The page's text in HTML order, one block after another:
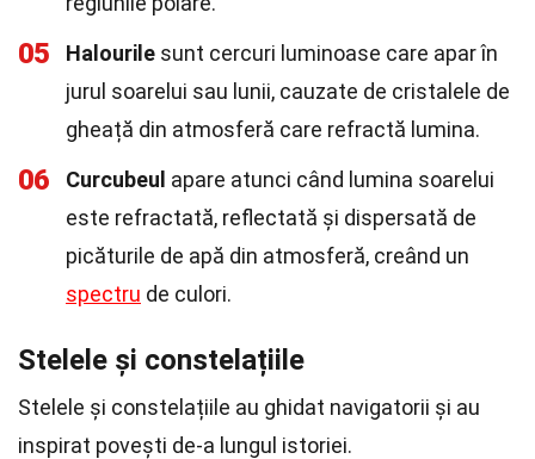
05 Halourile sunt cercuri luminoase care apar în
jurul soarelui sau lunii, cauzate de cristalele de
gheață din atmosferă care refractă lumina.
06 Curcubeul apare atunci când lumina soarelui
este refractată, reflectată și dispersată de
picăturile de apă din atmosferă, creând un
spectru de culori.
Stelele și constelațiile
Stelele și constelațiile au ghidat navigatorii și au
inspirat povești de-a lungul istoriei.